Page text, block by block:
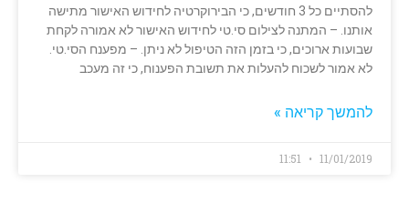
להסתיים כל 3 חודשים, כי הבירוקרטיה לחידוש האישור מתישה
אותנו. – המתנה לצילום סי.טי לחידוש האישור לא אמורה לקחת
שבועות ארוכים, כי בזמן הזה הטיפול לא ניתן. – מפענח הסי.טי.
לא אמור לשכוח להעלות את תשובת הפענוח, כי זה מעכב
להמשך קריאה »
11/01/2019